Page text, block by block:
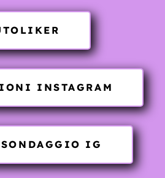
INSTAGRAM
IG